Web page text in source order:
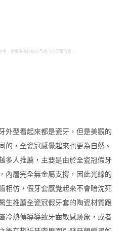
，推薦多多比較並且親自向牙醫洽詢。
外型看起來都是瓷牙，但是美觀的
的，全瓷冠感覺起來也更為自然。
多人推薦，主要是由於全瓷冠假牙
內層完全無金屬支撐，因此光線的
相仿，假牙套感覺起來不會暗沈死
生推薦全瓷冠假牙套的陶瓷材質跟
冷熱傳導導致牙齒敏感跡象，或者